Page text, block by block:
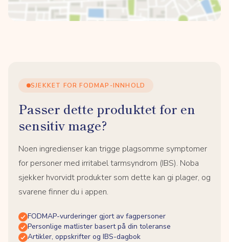
SJEKKET FOR FODMAP-INNHOLD
Passer dette produktet for en
sensitiv mage?
Noen ingredienser kan trigge plagsomme symptomer
for personer med irritabel tarmsyndrom (IBS). Noba
sjekker hvorvidt produkter som dette kan gi plager, og
svarene finner du i appen.
FODMAP-vurderinger gjort av fagpersoner
Personlige matlister basert på din toleranse
Artikler, oppskrifter og IBS-dagbok